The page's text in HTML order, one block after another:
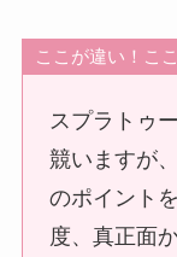
ここが違い！こ
スプラトゥ
競いますが
のポイント
度、真正面